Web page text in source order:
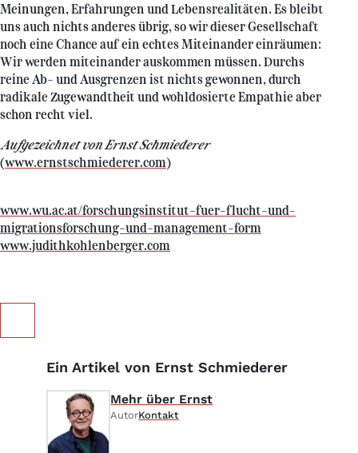
Meinungen, Erfahrungen und Lebensrealitäten. Es bleibt
uns auch nichts anderes übrig, so wir dieser Gesellschaft
noch eine Chance auf ein echtes Miteinander einräumen:
Wir werden miteinander auskommen müssen. Durchs
reine Ab- und Ausgrenzen ist nichts gewonnen, durch
radikale Zugewandtheit und wohldosierte Empathie aber
schon recht viel.
Aufgezeichnet von Ernst Schmiederer
(www.ernstschmiederer.com)
www.wu.ac.at/forschungsinstitut-fuer-flucht-und-
migrationsforschung-und-management-form
www.judithkohlenberger.com
Ein Artikel von Ernst Schmiederer
Mehr über Ernst
AutorKontakt